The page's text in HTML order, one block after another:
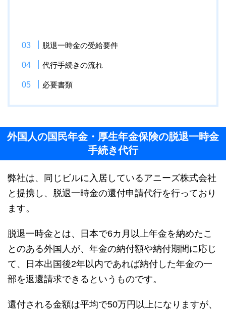
脱退一時金の受給要件
代行手続きの流れ
必要書類
外国人の国民年金・厚生年金保険の脱退一時金
手続き代行
弊社は、同じビルに入居しているアニーズ株式会社
と提携し、脱退一時金の還付申請代行を行っており
ます。
脱退一時金とは、日本で6カ月以上年金を納めたこ
とのある外国人が、年金の納付額や納付期間に応じ
て、日本出国後2年以内であれば納付した年金の一
部を返還請求できるというものです。
還付される金額は平均で50万円以上になりますが、